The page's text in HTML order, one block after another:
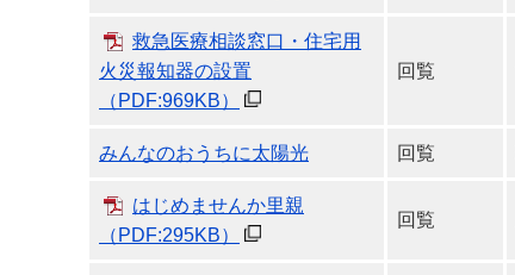
救急医療相談窓口・住宅用
火災報知器の設置
（PDF:969KB）
回覧
みんなのおうちに太陽光 回覧
はじめませんか里親
（PDF:295KB）
回覧